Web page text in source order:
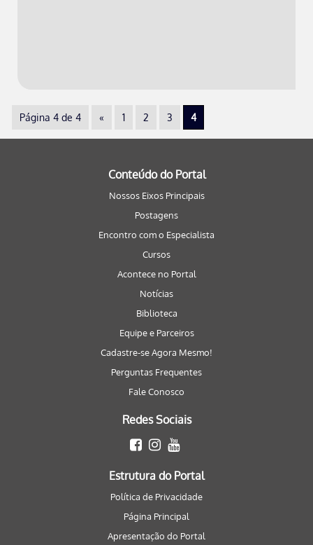
Página 4 de 4 « 1 2 3 4
Conteúdo do Portal
Nossos Eixos Principais
Postagens
Encontro com o Especialista
Cursos
Acontece no Portal
Notícias
Biblioteca
Equipe e Parceiros
Cadastre-se Agora Mesmo!
Perguntas Frequentes
Fale Conosco
Redes Sociais
Estrutura do Portal
Política de Privacidade
Página Principal
Apresentação do Portal